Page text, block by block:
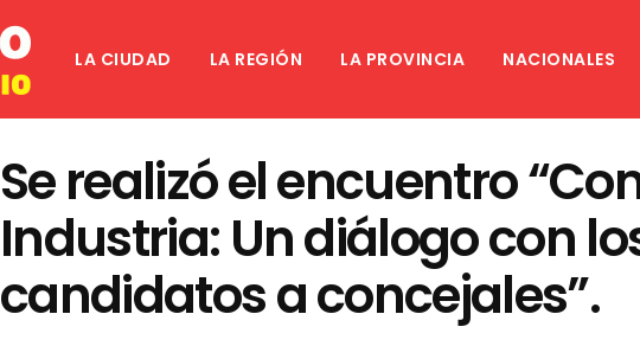
LA CIUDAD LA REGIÓN LA PROVINCIA NACIONALES
Se realizó el encuentro
Industria: Un diálogo con
candidatos a concejales”.